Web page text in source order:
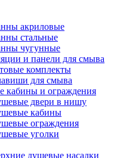
акриловые
стальные
чугунные
и панели для смыва
комплекты
для смыва
кабины и ограждения
двери в нишу
кабины
ограждения
уголки
душевые насадки